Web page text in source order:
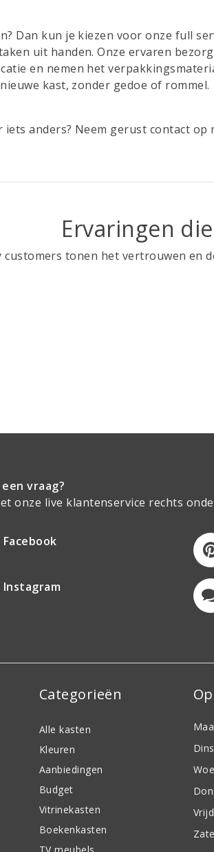
Dan kun je kiezen voor onze full
uit handen. Onze ervaren
en nemen het
kast, zonder gedoe of rommel.
anders? Neem gerust contact op
Ervaringen
customers tonen het vertrouwen en
vraag?
onze live klantenservice rechts
Facebook
Instagram
Categorieën
Alle kasten
Kleuren
Aanbiedingen
Budget
Vitrinekasten
Boekenkasten